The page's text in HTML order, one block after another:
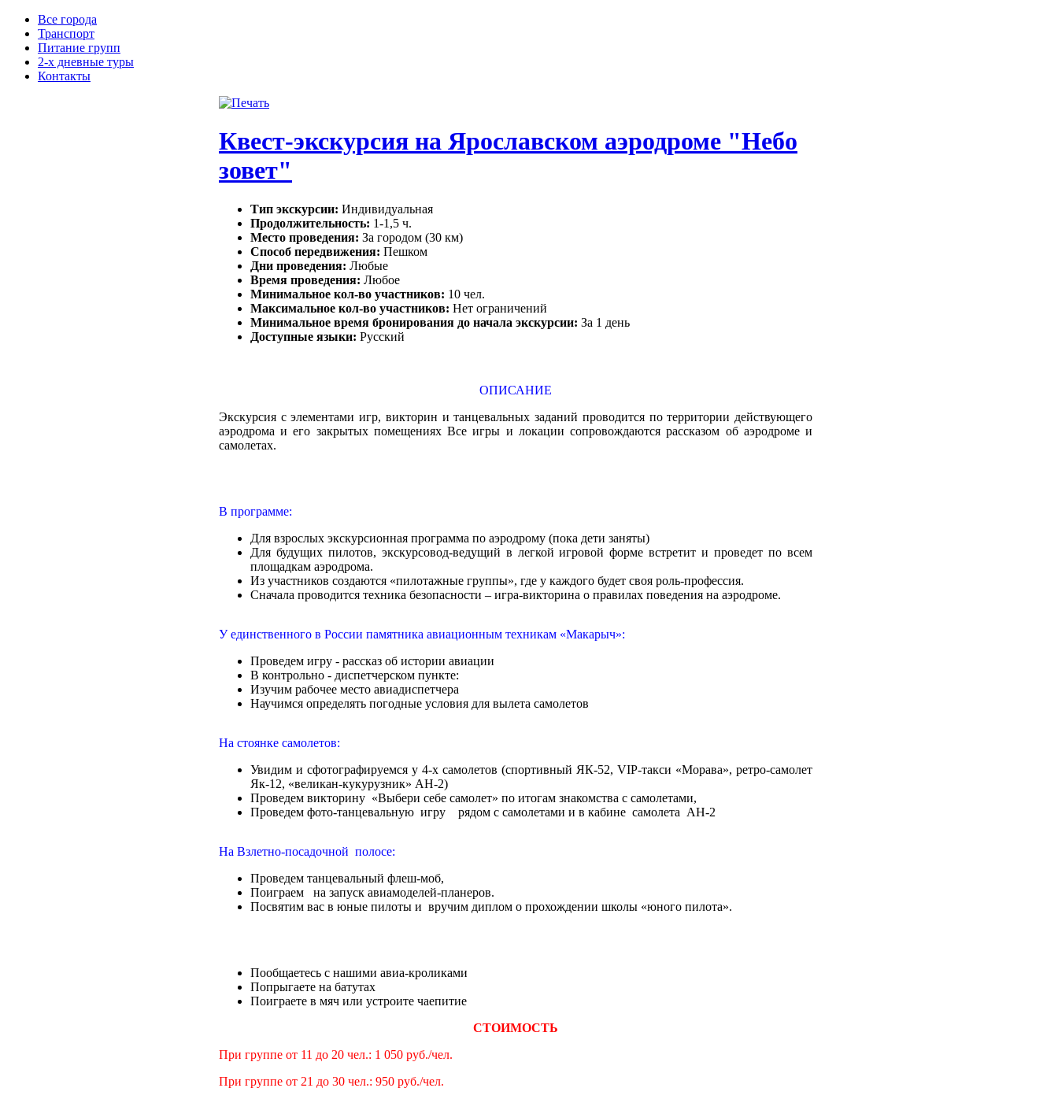
Все города
Транспорт
Питание групп
2-х дневные туры
Контакты
Квест-экскурсия на Ярославском аэродроме "Небо
зовет"
Тип экскурсии: Индивидуальная
Продолжительность: 1-1,5 ч.
Место проведения: За городом (30 км)
Способ передвижения: Пешком
Дни проведения: Любые
Время проведения: Любое
Минимальное кол-во участников: 10 чел.
Максимальное кол-во участников: Нет ограничений
Минимальное время бронирования до начала экскурсии: За 1 день
Доступные языки: Русский
ОПИСАНИЕ
Экскурсия с элементами игр, викторин и танцевальных заданий проводится по территории действующего
аэродрома и его закрытых помещениях Все игры и локации сопровождаются рассказом об аэродроме и
самолетах.
В программе:
Для взрослых экскурсионная программа по аэродрому (пока дети заняты)
Для будущих пилотов, экскурсовод-ведущий в легкой игровой форме встретит и проведет по всем
площадкам аэродрома.
Из участников создаются «пилотажные группы», где у каждого будет своя роль-профессия.
Сначала проводится техника безопасности – игра-викторина о правилах поведения на аэродроме.
У единственного в России памятника авиационным техникам «Макарыч»:
Проведем игру - рассказ об истории авиации
В контрольно - диспетчерском пункте:
Изучим рабочее место авиадиспетчера
Научимся определять погодные условия для вылета самолетов
На стоянке самолетов:
Увидим и сфотографируемся у 4-х самолетов (спортивный ЯК-52, VIP-такси «Морава», ретро-самолет
Як-12, «великан-кукурузник» АН-2)
Проведем викторину «Выбери себе самолет» по итогам знакомства с самолетами,
Проведем фото-танцевальную игру рядом с самолетами и в кабине самолета АН-2
На Взлетно-посадочной полосе:
Проведем танцевальный флеш-моб,
Поиграем на запуск авиамоделей-планеров.
Посвятим вас в юные пилоты и вручим диплом о прохождении школы «юного пилота».
Пообщаетесь с нашими авиа-кроликами
Попрыгаете на батутах
Поиграете в мяч или устроите чаепитие
СТОИМОСТЬ
При группе от 11 до 20 чел.: 1 050 руб./чел.
При группе от 21 до 30 чел.: 950 руб./чел.